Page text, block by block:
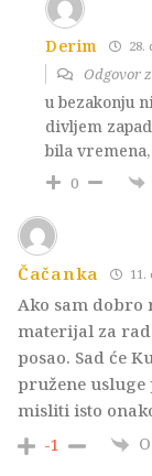
Derim 28.
Odgovor
u bezakonju
divljem
bila vremena,
0
Čačanka 11.
Ako sam dobro
materijal za
posao. Sad će
pružene usluge
misliti isto
-1